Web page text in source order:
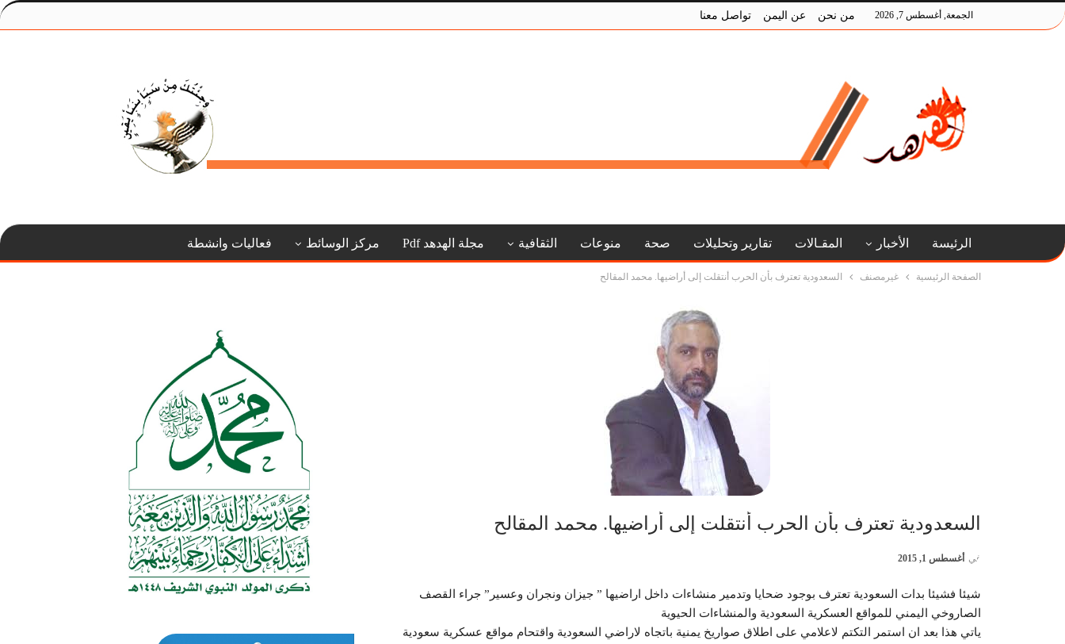
الجمعة, أغسطس 7, 2026 من نحن عن اليمن تواصل معنا
الرئيسة الأخبار المقـالات تقارير وتحليلات صحة منوعات الثقافية مجلة الهدهد Pdf مركز الوسائط فعاليات وانشطة
الصفحة الرئيسية غيرمصنف السعدودية تعترف بأن الحرب أنتقلت إلى أراضيها. محمد المقالح
السعدودية تعترف بأن الحرب أنتقلت إلى أراضيها. محمد المقالح
في أغسطس 1, 2015
شيئا فشيئا بدات السعودية تعترف بوجود ضحايا وتدمير منشاءات داخل اراضيها ” جيزان ونجران وعسير” جراء القصف
الصاروخي اليمني للمواقع العسكرية السعودية والمنشاءات الحيوية
ياتي هذا بعد ان استمر التكتم لاعلامي على اطلاق صواريخ يمنية باتجاه لاراضي السعودية واقتحام مواقع عسكرية سعودية